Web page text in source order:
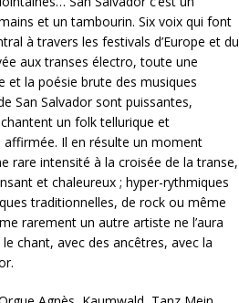
et un tambourin. Six voix qui font
à travers les festivals d’Europe et du
aux transes électro, toute une
et la poésie brute des musiques
San Salvador sont puissantes,
un folk tellurique et
affirmée. Il en résulte un moment
rare intensité à la croisée de la transe,
et chaleureux ; hyper-rythmiques
traditionnelles, de rock ou même
rarement un autre artiste ne l’aura
le chant, avec des ancêtres, avec la